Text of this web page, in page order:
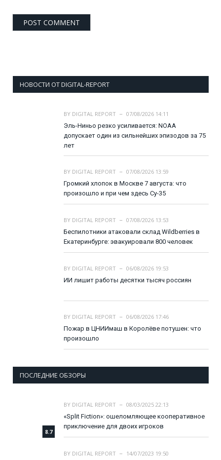
НОВОСТИ ОТ DIGITAL-REPORT
BY DIGITAL REPORT
07/08/2026 14:11
Эль-Ниньо резко усиливается: NOAA
допускает один из сильнейших эпизодов за 75
лет
BY DIGITAL REPORT
07/08/2026 13:59
Громкий хлопок в Москве 7 августа: что
произошло и при чем здесь Су-35
BY DIGITAL REPORT
07/08/2026 13:53
Беспилотники атаковали склад Wildberries в
Екатеринбурге: эвакуировали 800 человек
BY DIGITAL REPORT
06/08/2026 19:53
ИИ лишит работы десятки тысяч россиян
BY DIGITAL REPORT
06/08/2026 17:46
Пожар в ЦНИИмаш в Королёве потушен: что
произошло
ПОСЛЕДНИЕ ОБЗОРЫ
8.7
BY DIGITAL REPORT
08/03/2025 22:13
«Split Fiction»: ошеломляющее кооперативное
приключение для двоих игроков
BY DIGITAL REPORT
14/07/2023 19:50